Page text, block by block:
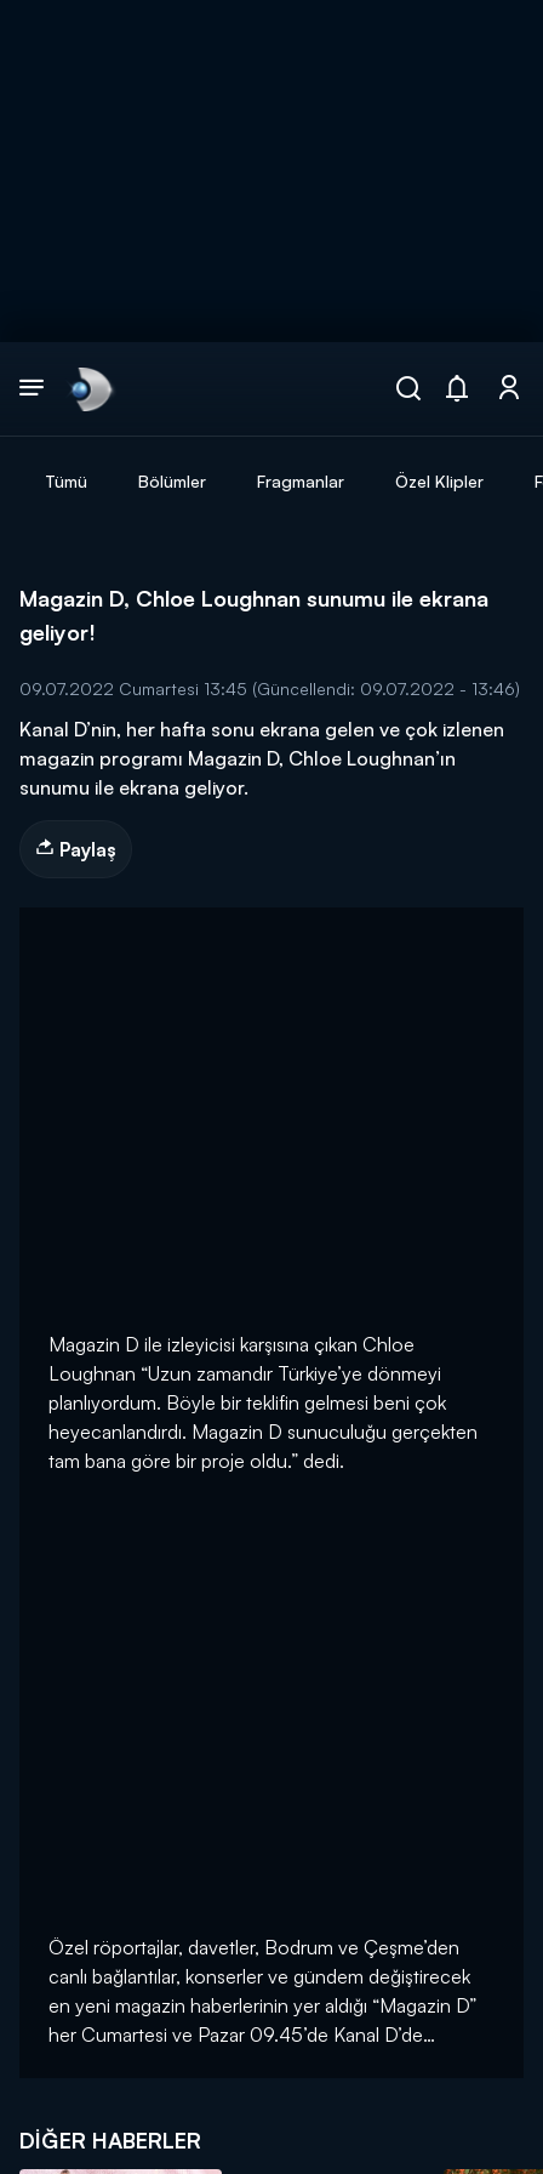
Tümü Bölümler Fragmanlar Özel Klipler
Magazin D, Chloe Loughnan sunumu ile ekrana
geliyor!
09.07.2022 Cumartesi 13:45 (Güncellendi: 09.07.2022 - 13:46)
Kanal D’nin, her hafta sonu ekrana gelen ve çok izlenen
magazin programı Magazin D, Chloe Loughnan’ın
sunumu ile ekrana geliyor.
Paylaş
Magazin D ile izleyicisi karşısına çıkan Chloe
Loughnan “Uzun zamandır Türkiye’ye dönmeyi
planlıyordum. Böyle bir teklifin gelmesi beni çok
heyecanlandırdı. Magazin D sunuculuğu gerçekten
tam bana göre bir proje oldu.” dedi.
Özel röportajlar, davetler, Bodrum ve Çeşme’den
canlı bağlantılar, konserler ve gündem değiştirecek
en yeni magazin haberlerinin yer aldığı “Magazin D”
her Cumartesi ve Pazar 09.45’de Kanal D’de…
DIĞER HABERLER